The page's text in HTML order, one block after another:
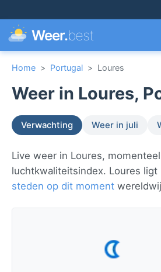
Weer.best
Home > Portugal > Loures
Weer in Loures,
Verwachting Weer in juli
Live weer in Loures,
luchtkwaliteitsindex. Loures ligt
steden op dit moment